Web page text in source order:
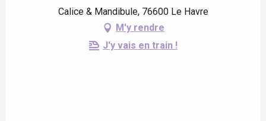
Calice & Mandibule, 76600 Le Havre
M'y rendre
J'y vais en train !